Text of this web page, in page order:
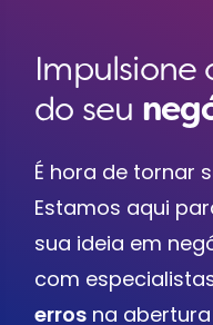
Impulsione
do seu
É hora de tornar
Estamos aqui
sua ideia em
com
erros na abertura